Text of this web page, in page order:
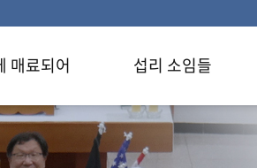
매료되어 섭리 소임들